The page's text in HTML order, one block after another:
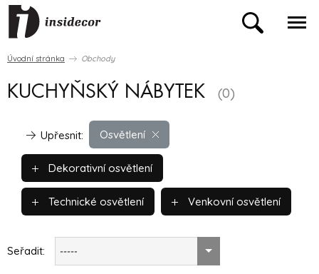
Úvodní stránka Obchody
KUCHYŇSKÝ NÁBYTEK (0)
Osvětlení
Upřesnit:
Dekorativní osvětlení
Technické osvětlení Venkovní osvětlení
Seřadit: -----